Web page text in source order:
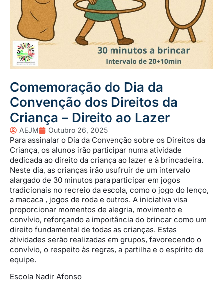
Comemoração do Dia da
Convenção dos Direitos da
Criança – Direito ao Lazer
AEJM Outubro 26, 2025
Para assinalar o Dia da Convenção sobre os Direitos da
Criança, os alunos irão participar numa atividade
dedicada ao direito da criança ao lazer e à brincadeira.
Neste dia, as crianças irão usufruir de um intervalo
alargado de 30 minutos para participar em jogos
tradicionais no recreio da escola, como o jogo do lenço,
a macaca , jogos de roda e outros. A iniciativa visa
proporcionar momentos de alegria, movimento e
convívio, reforçando a importância do brincar como um
direito fundamental de todas as crianças. Estas
atividades serão realizadas em grupos, favorecendo o
convívio, o respeito às regras, a partilha e o espírito de
equipe.
Escola Nadir Afonso